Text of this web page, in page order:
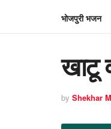
भोजपुरी भजन
खाटू
by Shekhar